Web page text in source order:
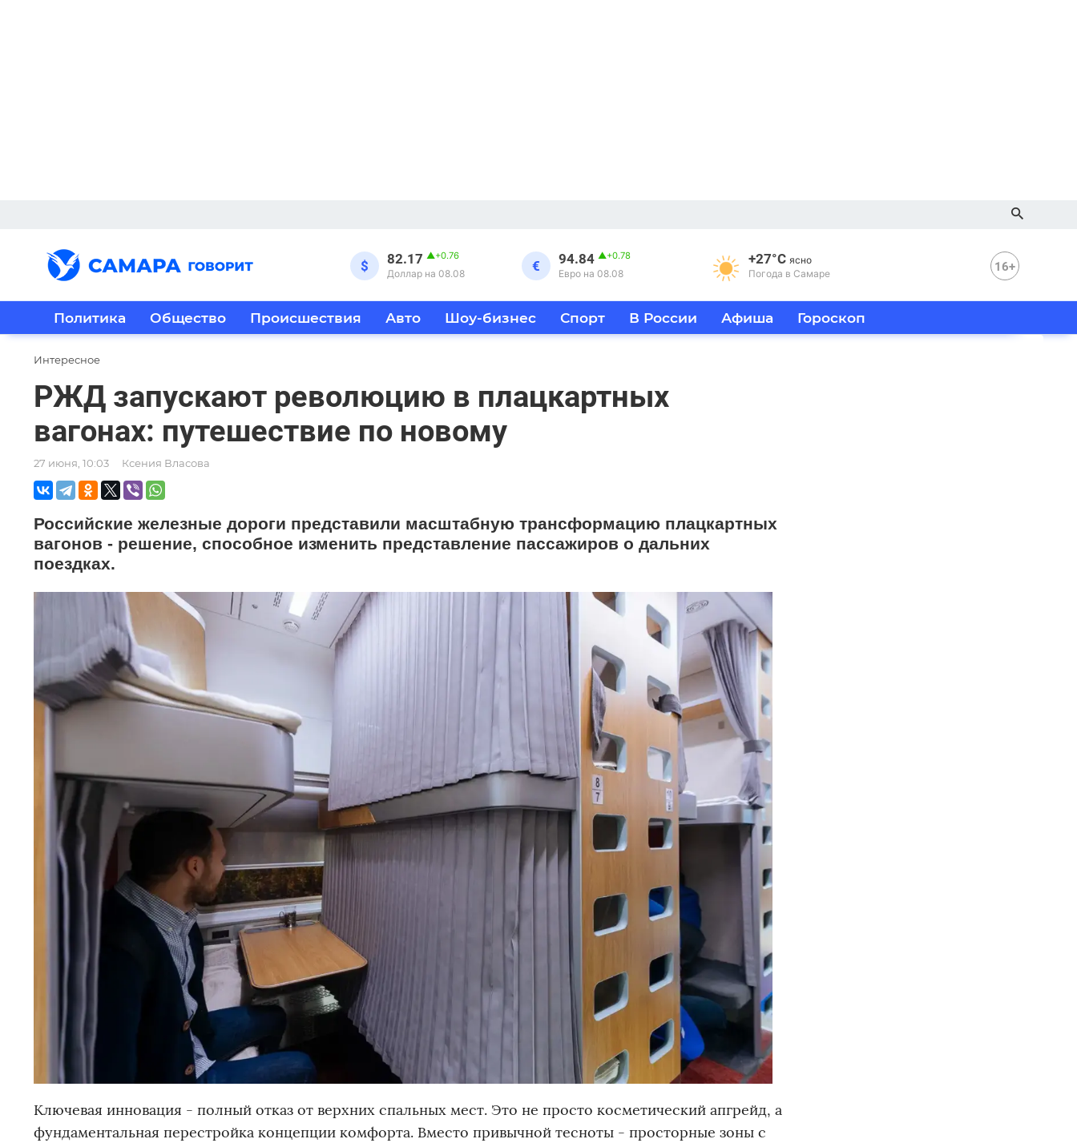
$ 82.17 ▲+0.76
Доллар на 08.08 € 94.84 ▲+0.78
Евро на 08.08
+27°C ясно
Погода в Самаре
16+
Политика Общество Происшествия Авто Шоу-бизнес Спорт В России Афиша Гороскоп
Интересное
РЖД запускают революцию в плацкартных
вагонах: путешествие по новому
27 июня, 10:03 Ксения Власова
Российские железные дороги представили масштабную трансформацию плацкартных
вагонов - решение, способное изменить представление пассажиров о дальних
поездках.
Ключевая инновация - полный отказ от верхних спальных мест. Это не просто косметический апгрейд, а
фундаментальная перестройка концепции комфорта. Вместо привычной тесноты - просторные зоны с